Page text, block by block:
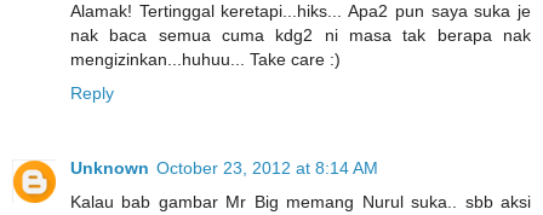
Alamak! Tertinggal keretapi...hiks... Apa2 pun saya suka je
nak baca semua cuma kdg2 ni masa tak berapa nak
mengizinkan...huhuu... Take care :)
Reply
Unknown October 23, 2012 at 8:14 AM
Kalau bab gambar Mr Big memang Nurul suka.. sbb aksi